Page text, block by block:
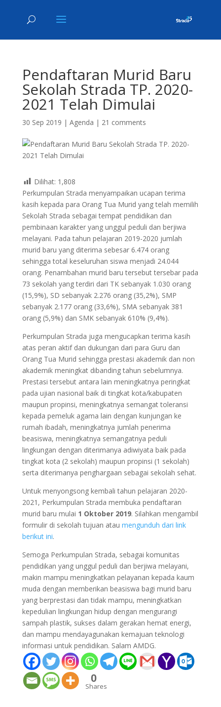
Pendaftaran Murid Baru
Sekolah Strada TP. 2020-
2021 Telah Dimulai
30 Sep 2019 | Agenda | 21 comments
Dilihat: 1,808
Perkumpulan Strada menyampaikan ucapan terima
kasih kepada para Orang Tua Murid yang telah memilih
Sekolah Strada sebagai tempat pendidikan dan
pembinaan karakter yang unggul peduli dan berjiwa
melayani. Pada tahun pelajaran 2019-2020 jumlah
murid baru yang diterima sebesar 6.474 orang
sehingga total keseluruhan siswa menjadi 24.044
orang. Penambahan murid baru tersebut tersebar pada
73 sekolah yang terdiri dari TK sebanyak 1.030 orang
(15,9%), SD sebanyak 2.276 orang (35,2%), SMP
sebanyak 2.177 orang (33,6%), SMA sebanyak 381
orang (5,9%) dan SMK sebanyak 610% (9,4%).
Perkumpulan Strada juga mengucapkan terima kasih
atas peran aktif dan dukungan dari para Guru dan
Orang Tua Murid sehingga prestasi akademik dan non
akademik meningkat dibanding tahun sebelumnya.
Prestasi tersebut antara lain meningkatnya peringkat
pada ujian nasional baik di tingkat kota/kabupaten
maupun propinsi, meningkatnya semangat toleransi
kepada pemeluk agama lain dengan kunjungan ke
rumah ibadah, meningkatnya jumlah penerima
beasiswa, meningkatnya semangatnya peduli
lingkungan dengan diterimanya adiwiyata baik pada
tingkat kota (2 sekolah) maupun propinsi (1 sekolah)
serta diterimanya penghargaan sebagai sekolah sehat.
Untuk menyongsong kembali tahun pelajaran 2020-
2021, Perkumpulan Strada membuka pendaftaran
murid baru mulai 1 Oktober 2019. Silahkan mengambil
formulir di sekolah tujuan atau mengunduh dari link
berikut ini.
Semoga Perkumpulan Strada, sebagai komunitas
pendidikan yang unggul peduli dan berjiwa melayani,
makin mampu meningkatkan pelayanan kepada kaum
muda dengan memberikan beasiswa bagi murid baru
yang berprestasi dan tidak mampu, meningkatkan
kepedulian lingkungan hidup dengan mengurangi
sampah plastik, sukses dalam gerakan hemat energi,
dan mampu mendayagunakan kemajuan teknologi
informasi untuk pendidikan. Salam AMDG.
0
Shares